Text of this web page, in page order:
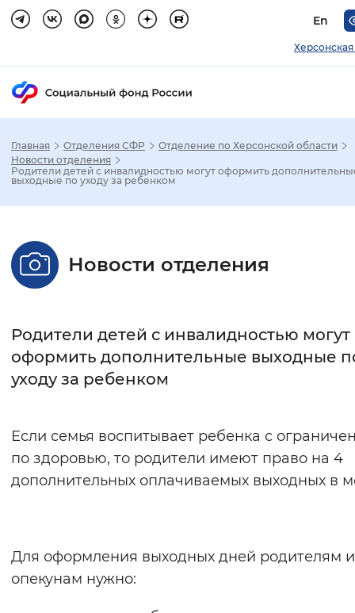
En
Стандартный Увеличенный
Без засечек С засечками
Интервал между буквами
Цвет сайта
Монохромный Инверсивный
Изображения
Главная Отделения СФР
Отделение по Херсонской области
Новости отделения
Родители детей с инвалидностью могут оформить
выходные по уходу за ребенком
Новости отделения
Родители детей с инвалидностью могут
оформить дополнительные выходные
уходу за ребенком
Если семья воспитывает ребенка с
по здоровью, то родители имеют право на 4
дополнительных оплачиваемых выходных в
Для оформления выходных дней родителям
опекунам нужно: